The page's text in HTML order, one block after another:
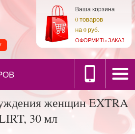
Ваша корзина
0товаров
на0 руб.
ОФОРМИТЬ ЗАКАЗ
женщин EXTRA
30 мл